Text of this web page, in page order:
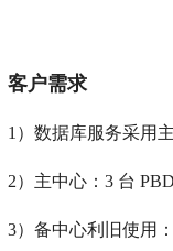
客户需求
1）数据库服务采用
2）主中心：3 台
3）备中心利旧使用